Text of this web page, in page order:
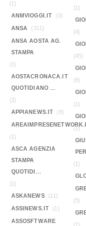
(1)
ANMVIOGGI.IT
(0)
ANSA (311)
ANSA AOSTA AG.
STAMPA
(1)
AOSTACRONACA.IT
QUOTIDIANO ...
(2)
APPIANEWS.IT
(8)
(1)
ASCA AGENZIA
STAMPA
QUOTIDI...
(1)
ASKANEWS
(11)
ASSINEWS.IT (1)
ASSOSFTWARE
(1)
(4)
(45)
(6)
(1)
(1)
(1)
(5)